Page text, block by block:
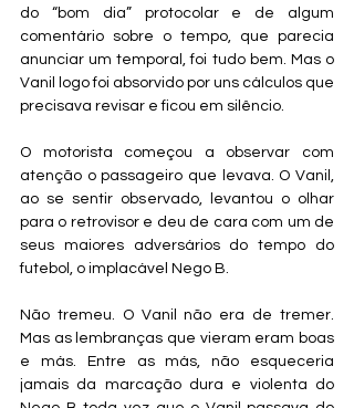
do “bom dia” protocolar e de algum
comentário sobre o tempo, que parecia
anunciar um temporal, foi tudo bem. Mas o
Vanil logo foi absorvido por uns cálculos que
precisava revisar e ficou em silêncio.
O motorista começou a observar com
atenção o passageiro que levava. O Vanil,
ao se sentir observado, levantou o olhar
para o retrovisor e deu de cara com um de
seus maiores adversários do tempo do
futebol, o implacável Nego B.
Não tremeu. O Vanil não era de tremer.
Mas as lembranças que vieram eram boas
e más. Entre as más, não esqueceria
jamais da marcação dura e violenta do